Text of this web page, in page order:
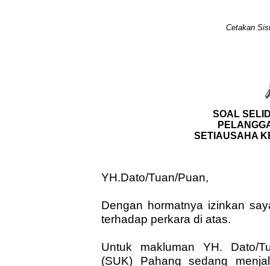
Cetakan
SOAL
SETIAUSAHA
YH.Dato/Tuan/Puan,
Dengan hormatnya izinkan
terhadap perkara di atas.
Untuk makluman YH. Dato/
(SUK) Pahang sedang